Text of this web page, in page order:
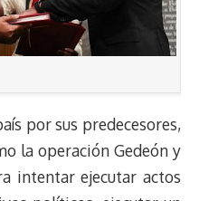
por sus predecesores,
la operación Gedeón y
intentar ejecutar actos